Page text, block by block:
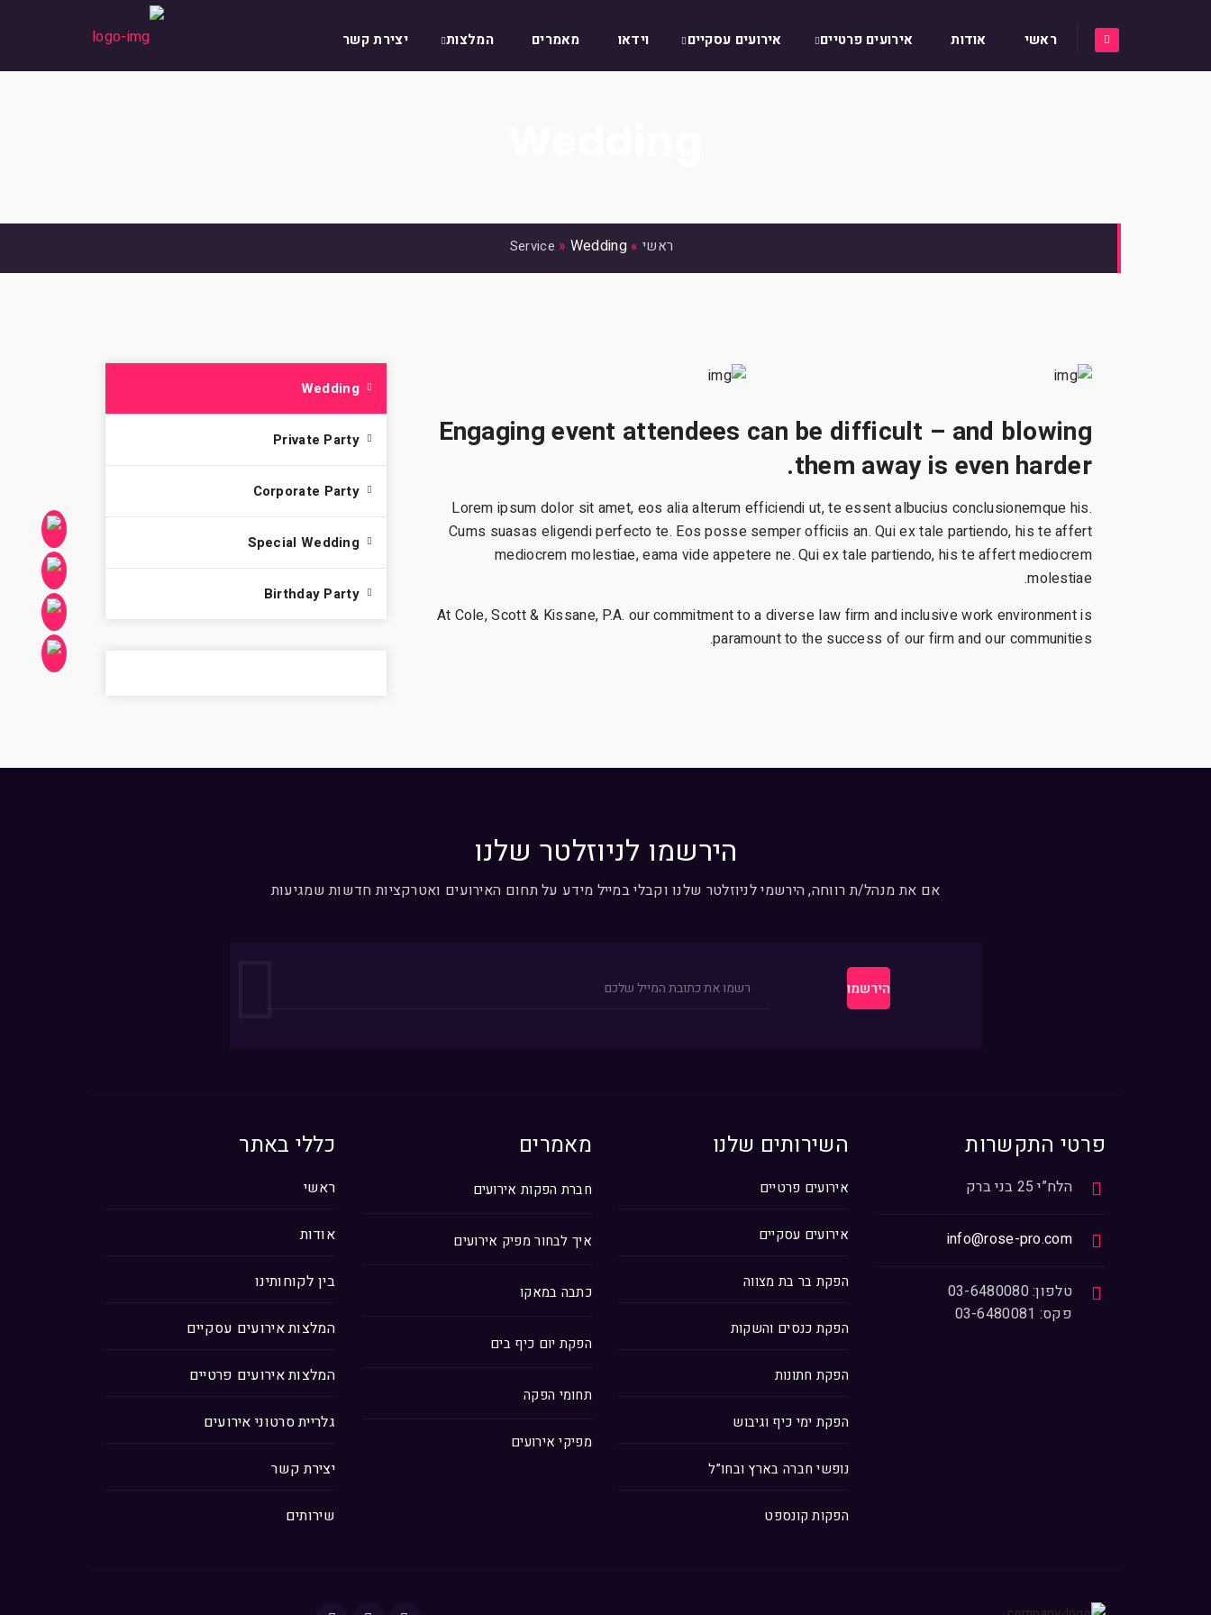
ראשי אודות אירועים פרטיים אירועים עסקיים וידאו מאמרים המלצות יצירת קשר
ראשי »
Service » Wedding
Engaging event attendees can be difficult – and blowing
them away is even harder.
Lorem ipsum dolor sit amet, eos alia alterum efficiendi ut, te essent albucius conclusionemque his.
Cums suasas eligendi perfecto te. Eos posse semper officiis an. Qui ex tale partiendo, his te affert
mediocrem molestiae, eama vide appetere ne. Qui ex tale partiendo, his te affert mediocrem
molestiae.
At Cole, Scott & Kissane, P.A. our commitment to a diverse law firm and inclusive work environment is
paramount to the success of our firm and our communities.
Wedding
Private Party
Corporate Party
Special Wedding
Birthday Party
הירשמו לניוזלטר שלנו
אם את מנהל/ת רווחה, הירשמי לניוזלטר שלנו וקבלי במייל מידע על תחום האירועים ואטרקציות חדשות שמגיעות
פרטי התקשרות
הלח”י 25 בני ברק
info@rose-pro.com
טלפון: 03-6480080
פקס: 03-6480081
השירותים שלנו
אירועים פרטיים
אירועים עסקיים
הפקת בר בת מצווה
הפקת כנסים והשקות
הפקת חתונות
הפקת ימי כיף וגיבוש
נופשי חברה בארץ ובחו”ל
הפקות קונספט
מאמרים
חברת הפקות אירועים
איך לבחור מפיק אירועים
כתבה במאקו
הפקת יום כיף בים
תחומי הפקה
מפיקי אירועים
כללי באתר
ראשי
אודות
בין לקוחותינו
המלצות אירועים עסקיים
המלצות אירועים פרטיים
גלריית סרטוני אירועים
יצירת קשר
שירותים